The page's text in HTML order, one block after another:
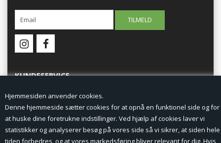
Hjemmesiden anvender cookies.
Denne hjemmeside sætter cookies for at opnå en funktionel side og for
at huske dine foretrukne indstillinger. Ved hjælp af cookies laver vi
statistikker og analyserer besøg på vores side så vi sikrer, at siden hele
tiden forbedres, og at vores markedsføring bliver relevant for dig. Hvis
KUNDESERVICE
Forside
Min Konto